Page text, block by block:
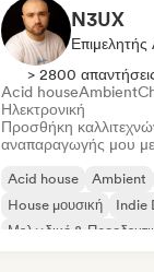
N3UX
> 2800
Acid houseAmbient
Ηλεκτρονική
Προσθήκη
αναπαραγωγής μου
Acid house Ambient
House μουσική
Indie
Μελωδικό &